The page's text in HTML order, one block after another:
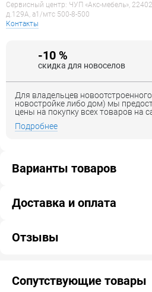
Сервисный центр: ЧУП «Акс-мебель»,
д.129А, a1/мтс 500-8-500
Контакты
-10 %
скидка для новоселов
Для владельцев
новостройке либо дом) мы
цены на покупку всех товаров на
Подробнее
Варианты товаров
Доставка и оплата
Отзывы
Сопутствующие товары